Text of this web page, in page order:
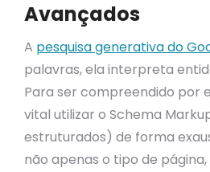
Avançados
A pesquisa generativa do
palavras, ela interpreta
Para ser compreendido por
vital utilizar o Schema
estruturados) de forma
não apenas o tipo de